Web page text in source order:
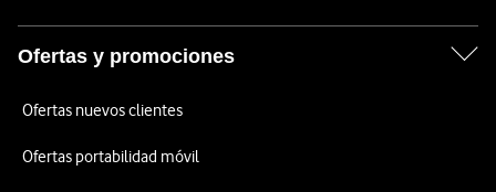
Ofertas y promociones
Ofertas nuevos clientes
Ofertas portabilidad móvil